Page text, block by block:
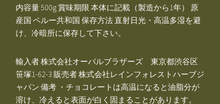
内容量 500g 賞味期限 本体に記載（製造から1年） 原
産国 ペルー共和国 保存方法 直射日光・高温多湿を避
け、冷暗所に保存して下さい。
輸入者 株式会社オーバルブラザーズ 東京都渋谷区
笹塚1-62-3 販売者 株式会社レインフォレストハーブジ
ャパン 備考 ・チョコレートは高温になると油脂分が
溶け、冷えると表面が白く固まることがあります。